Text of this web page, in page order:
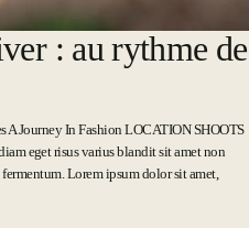
: au rythme de
Journey In Fashion LOCATION SHOOTS
eget risus varius blandit sit amet non
Lorem ipsum dolor sit amet,